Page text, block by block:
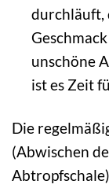
durchläuft,
unschöne
ist es Zeit
Die
(Abwischen